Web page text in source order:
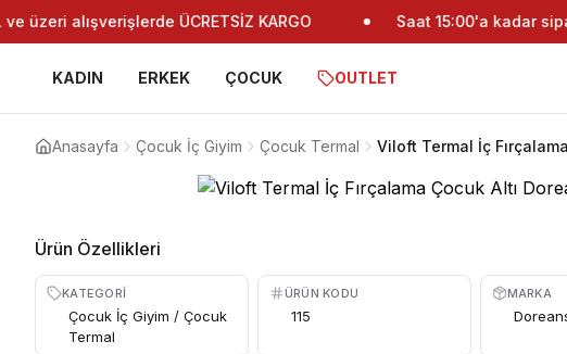
üzeri alışverişlerde ÜCRETSİZ KARGO Saat 15:00'a kadar
KADIN ERKEK ÇOCUK OUTLET
Anasayfa Çocuk İç Giyim Çocuk Termal Viloft Termal İç
Ürün Özellikleri
KATEGORI
Çocuk İç Giyim / Çocuk
Termal
ÜRÜN KODU
115
MARKA